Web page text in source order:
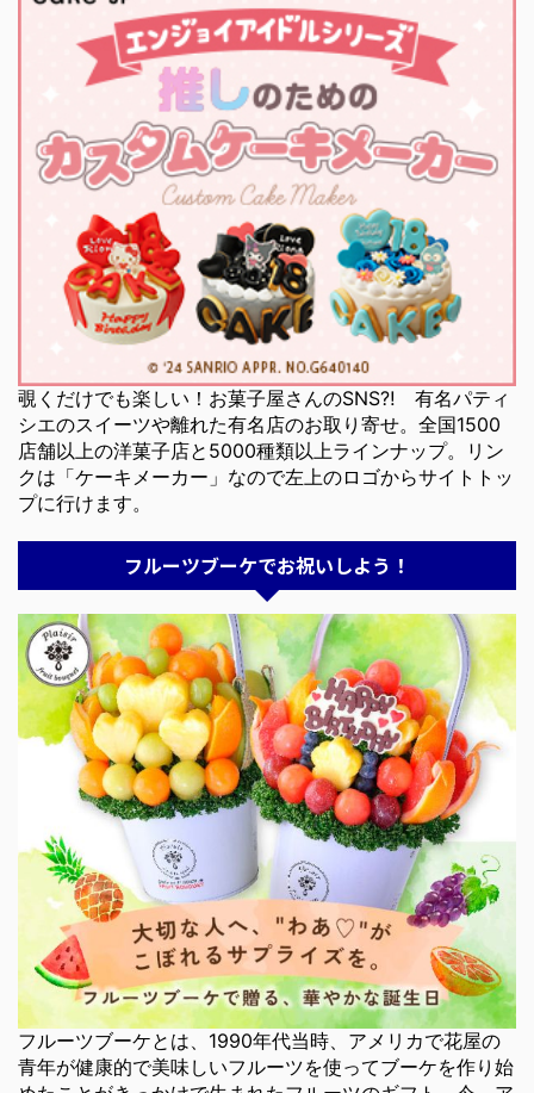
覗くだけでも楽しい！お菓子屋さんのSNS⁈ 有名パティ
シエのスイーツや離れた有名店のお取り寄せ。全国1500
店舗以上の洋菓子店と5000種類以上ラインナップ。リン
クは「ケーキメーカー」なので左上のロゴからサイトトッ
プに行けます。
フルーツブーケでお祝いしよう！
フルーツブーケとは、1990年代当時、アメリカで花屋の
青年が健康的で美味しいフルーツを使ってブーケを作り始